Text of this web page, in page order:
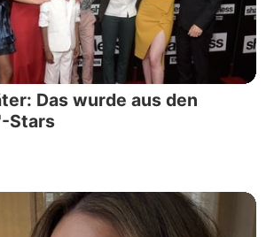
Das wurde aus den
Stars